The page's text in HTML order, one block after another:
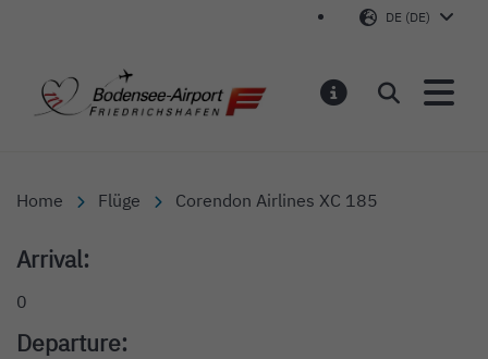
DE (DE)
Bodensee-Airport
Suchen
Home Flüge Corendon Airlines XC 185
Arrival:
0
Departure: